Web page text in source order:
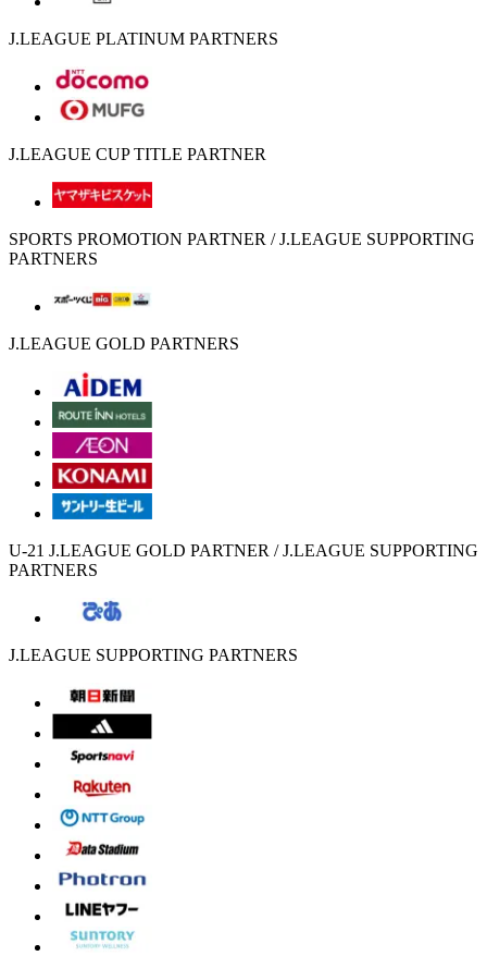
J.LEAGUE PLATINUM PARTNERS
J.LEAGUE CUP TITLE PARTNER
SPORTS PROMOTION PARTNER / J.LEAGUE SUPPORTING
PARTNERS
J.LEAGUE GOLD PARTNERS
U-21 J.LEAGUE GOLD PARTNER / J.LEAGUE SUPPORTING
PARTNERS
J.LEAGUE SUPPORTING PARTNERS